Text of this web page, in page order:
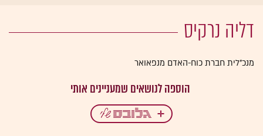
דליה נרקיס
מנכ"לית חברת כוח-האדם מנפאואר